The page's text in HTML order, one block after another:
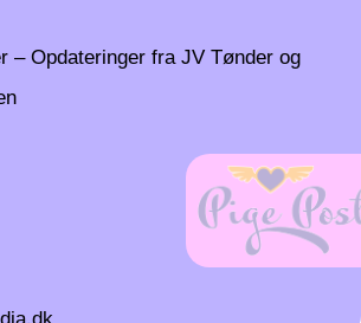
– Opdateringer fra JV Tønder og